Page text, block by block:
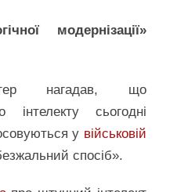
модернізації»
нагадав, що
інтелекту сьогодні
у військовій
спосіб».